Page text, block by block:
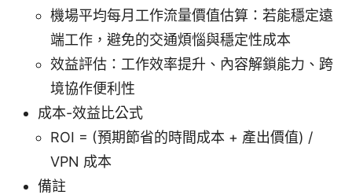
機場平均每月工作流量價值估算：若能穩定遠
端工作，避免的交通煩惱與穩定性成本
效益評估：工作效率提升、內容解鎖能力、跨
境協作便利性
成本-效益比公式
ROI = (預期節省的時間成本 + 產出價值) /
VPN 成本
備註